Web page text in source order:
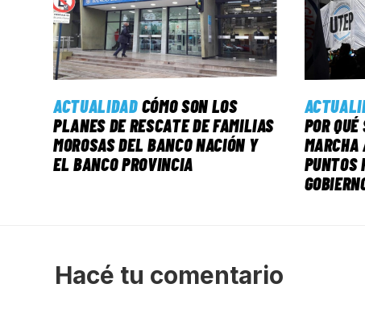
ACTUALIDAD CÓMO SON LOS
PLANES DE RESCATE DE FAMILIAS
MOROSAS DEL BANCO NACIÓN Y
EL BANCO PROVINCIA
POR
MARCHA
PUNTOS
Hacé tu comentario